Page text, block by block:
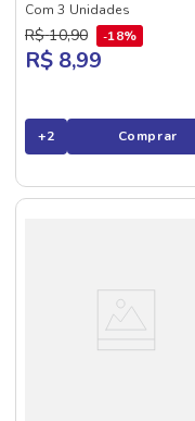
Com 3 Unidades
R$ 10,90 18%
R$ 8,99
+2 Comprar